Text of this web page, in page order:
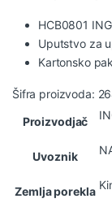
HCB0801
Uputstvo za
Kartonsko
Šifra proizvoda:
Proizvodjač
Uvoznik
Zemlja porekla